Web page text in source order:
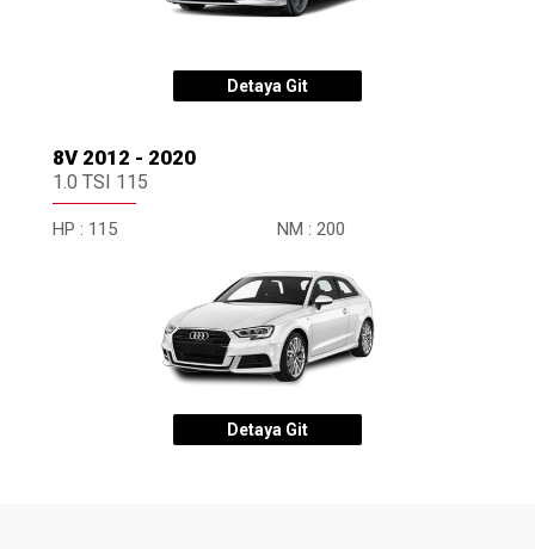
Detaya Git
8V 2012 - 2020
1.0 TSI 115
HP : 115 NM : 200
Detaya Git